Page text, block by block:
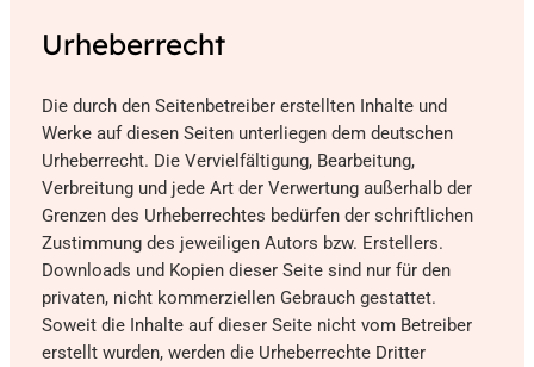
Urheberrecht
Die durch den Seitenbetreiber erstellten Inhalte und
Werke auf diesen Seiten unterliegen dem deutschen
Urheberrecht. Die Vervielfältigung, Bearbeitung,
Verbreitung und jede Art der Verwertung außerhalb der
Grenzen des Urheberrechtes bedürfen der schriftlichen
Zustimmung des jeweiligen Autors bzw. Erstellers.
Downloads und Kopien dieser Seite sind nur für den
privaten, nicht kommerziellen Gebrauch gestattet.
Soweit die Inhalte auf dieser Seite nicht vom Betreiber
erstellt wurden, werden die Urheberrechte Dritter